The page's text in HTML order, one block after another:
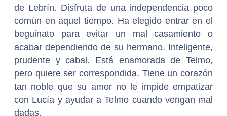
de Lebrín. Disfruta de una independencia poco
común en aquel tiempo. Ha elegido entrar en el
beguinato para evitar un mal casamiento o
acabar dependiendo de su hermano. Inteligente,
prudente y cabal. Está enamorada de Telmo,
pero quiere ser correspondida. Tiene un corazón
tan noble que su amor no le impide empatizar
con Lucía y ayudar a Telmo cuando vengan mal
dadas.